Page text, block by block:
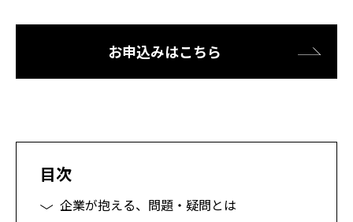
お申込みはこちら
目次
企業が抱える、問題・疑問とは